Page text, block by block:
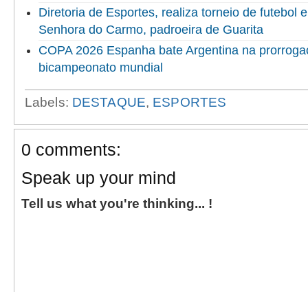
Diretoria de Esportes, realiza torneio de futebol
Senhora do Carmo, padroeira de Guarita
COPA 2026 Espanha bate Argentina na
bicampeonato mundial
Labels: DESTAQUE, ESPORTES
0 comments:
Speak up your mind
Tell us what you're thinking... !